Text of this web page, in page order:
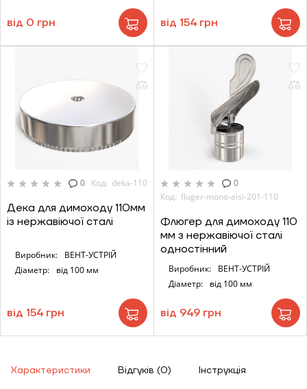
від 0 грн від 154 грн
0 Код: deka-110
Дека для димоходу 110мм
із нержавіючої сталі
Виробник:
ВЕНТ-УСТРІЙ
Діаметр:
від 100 мм
від 154 грн
0
Код: fluger-mono-aisi-201-110
Флюгер для димоходу 110
мм з нержавіючої сталі
одностінний
Виробник:
ВЕНТ-УСТРІЙ
Діаметр:
від 100 мм
від 949 грн
Характеристики Відгуків (0) Інструкція